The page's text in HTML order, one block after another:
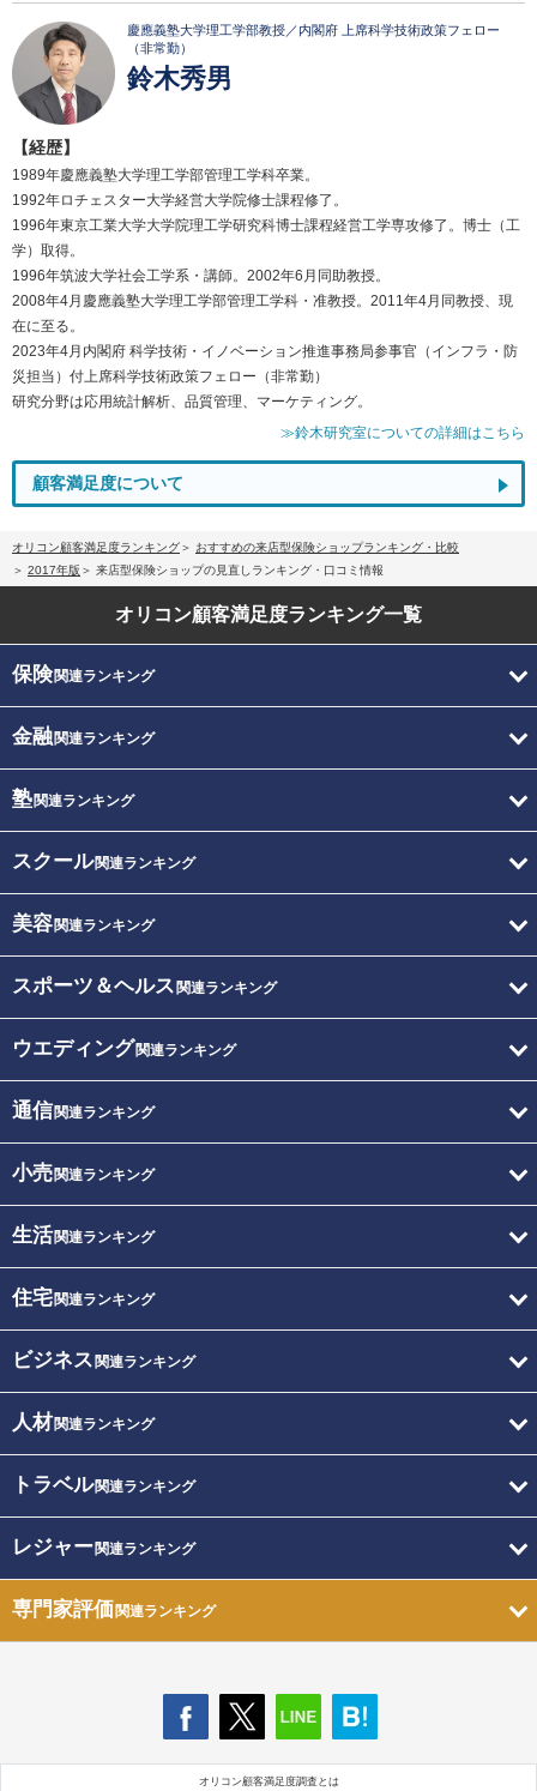
慶應義塾大学理工学部教授／内閣府 上席科学技術政策フェロー
（非常勤）
鈴木秀男
【経歴】
1989年慶應義塾大学理工学部管理工学科卒業。
1992年ロチェスター大学経営大学院修士課程修了。
1996年東京工業大学大学院理工学研究科博士課程経営工学専攻修了。博士（工
学）取得。
1996年筑波大学社会工学系・講師。2002年6月同助教授。
2008年4月慶應義塾大学理工学部管理工学科・准教授。2011年4月同教授、現
在に至る。
2023年4月内閣府 科学技術・イノベーション推進事務局参事官（インフラ・防
災担当）付上席科学技術政策フェロー（非常勤）
研究分野は応用統計解析、品質管理、マーケティング。
≫鈴木研究室についての詳細はこちら
顧客満足度について
オリコン顧客満足度ランキング
おすすめの来店型保険ショップランキング・比較
2017年版
来店型保険ショップの見直しランキング・口コミ情報
オリコン顧客満足度ランキング一覧
保険関連ランキング
金融関連ランキング
塾関連ランキング
スクール関連ランキング
美容関連ランキング
スポーツ＆ヘルス 関連ランキング
ウエディング関連ランキング
通信関連ランキング
小売関連ランキング
生活関連ランキング
住宅関連ランキング
ビジネス 関連ランキング
人材関連ランキング
トラベル関連ランキング
レジャー関連ランキング
専門家評価関連ランキング
オリコン顧客満足度調査とは